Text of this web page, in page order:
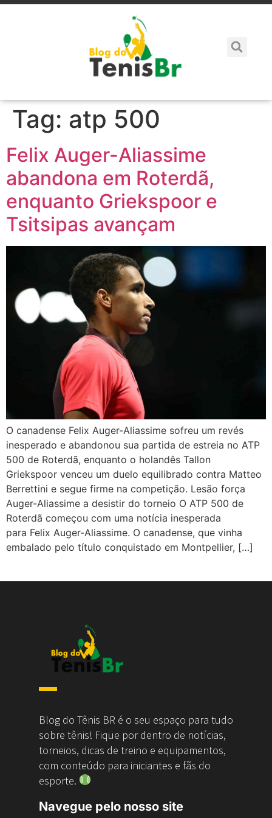
Tag: atp 500
Felix Auger-Aliassime
abandona em Roterdã,
enquanto Griekspoor e
Tsitsipas avançam
O canadense Felix Auger-Aliassime sofreu um revés
inesperado e abandonou sua partida de estreia no ATP
500 de Roterdã, enquanto o holandês Tallon
Griekspoor venceu um duelo equilibrado contra Matteo
Berrettini e segue firme na competição. Lesão força
Auger-Aliassime a desistir do torneio O ATP 500 de
Roterdã começou com uma notícia inesperada
para Felix Auger-Aliassime. O canadense, que vinha
embalado pelo título conquistado em Montpellier, […]
Blog do Tênis BR é o seu espaço para tudo
sobre tênis! Fique por dentro de notícias,
torneios, dicas de treino e equipamentos,
com conteúdo para iniciantes e fãs do
esporte.
Navegue pelo nosso site